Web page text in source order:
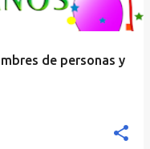
de personas y